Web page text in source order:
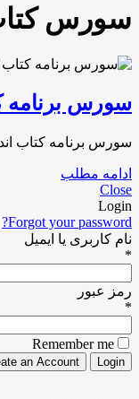
سورس
سورس برنامه
سورس برنامه کتاب
ادامه مطلب
Close
Login
Forgot your password?
نام کاربری یا ایمیل
*
رمز عبور
*
Remember me